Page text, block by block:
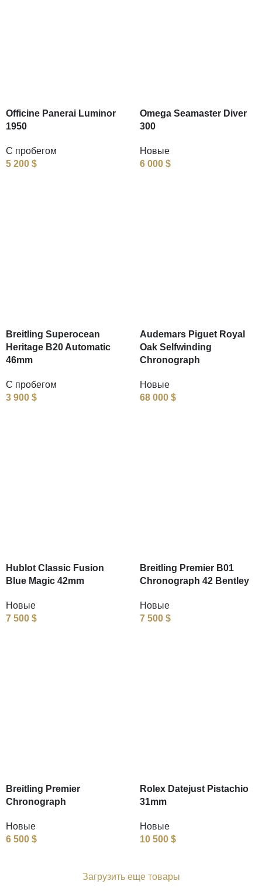
Officine Panerai Luminor
1950
С пробегом
5 200 $
Omega Seamaster Diver
300
Новые
6 000 $
Breitling Superocean
Heritage B20 Automatic
46mm
С пробегом
3 900 $
Audemars Piguet Royal
Oak Selfwinding
Chronograph
Новые
68 000 $
Hublot Classic Fusion
Blue Magic 42mm
Новые
7 500 $
Breitling Premier B01
Chronograph 42 Bentley
Новые
7 500 $
Breitling Premier
Chronograph
Новые
6 500 $
Rolex Datejust Pistachio
31mm
Новые
10 500 $
Загрузить еще товары